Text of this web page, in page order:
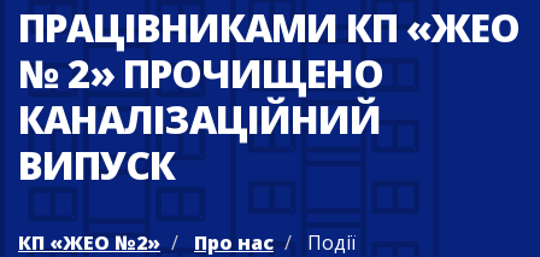
ПРАЦІВНИКАМИ КП «ЖЕО
№ 2» ПРОЧИЩЕНО
КАНАЛІЗАЦІЙНИЙ
ВИПУСК
КП «ЖЕО №2» Про нас Події